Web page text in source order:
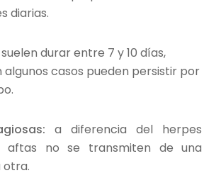
diarias.
suelen durar entre 7 y 10 días,
algunos casos pueden persistir por
a diferencia del herpes
aftas no se transmiten de una
otra.